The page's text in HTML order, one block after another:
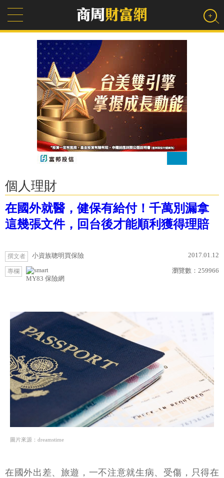
個人理財
在國外就醫，健保有給付！千萬別漏拿
這幾張文件，回台後才能順利獲得理賠
撰文者 小資族聰明買保險 2017.01.12
專欄
MY83 保險網
瀏覽數： 259966
圖片來源：dreamstime
在國外出差、旅遊，一不注意就生病、受傷，只得在